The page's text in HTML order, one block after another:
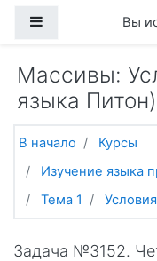
Боковая панель
Вы
Массивы:
языка Питон)
В начало
Курсы
Изучение языка
Тема 1
Задача №3152.